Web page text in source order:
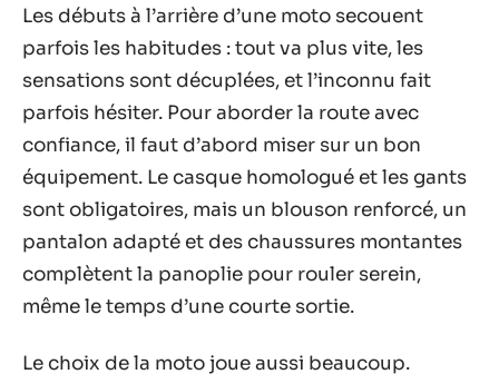
Les débuts à l’arrière d’une moto secouent
parfois les habitudes : tout va plus vite, les
sensations sont décuplées, et l’inconnu fait
parfois hésiter. Pour aborder la route avec
confiance, il faut d’abord miser sur un bon
équipement. Le casque homologué et les gants
sont obligatoires, mais un blouson renforcé, un
pantalon adapté et des chaussures montantes
complètent la panoplie pour rouler serein,
même le temps d’une courte sortie.
Le choix de la moto joue aussi beaucoup.